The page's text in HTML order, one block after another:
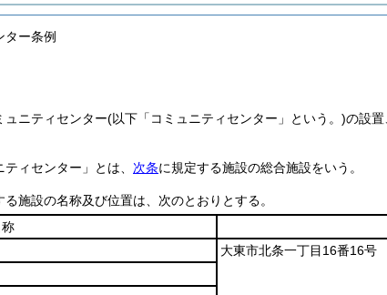
ター条例
ュニティセンター(以下「コミュニティセンター」という。)の設置
ィセンター」とは、 次条に規定する施設の総合施設をいう。
施設の名称及び位置は、次のとおりとする。
大東市北条一丁目16番16号